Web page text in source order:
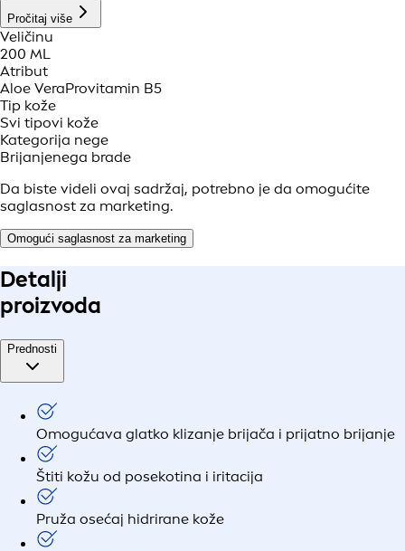
Pročitaj više
Veličinu
200 ML
Atribut
Aloe VeraProvitamin B5
Tip kože
Svi tipovi kože
Kategorija nege
Brijanjenega brade
Da biste videli ovaj sadržaj, potrebno je da omogućite
saglasnost za marketing.
Omogući saglasnost za marketing
Detalji
proizvoda
Prednosti
Omogućava glatko klizanje brijača i prijatno brijanje
Štiti kožu od posekotina i iritacija
Pruža osećaj hidrirane kože